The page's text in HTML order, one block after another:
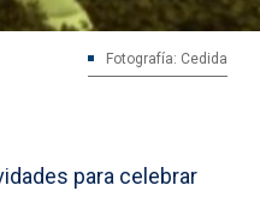
Fotografía: Cedida
para celebrar